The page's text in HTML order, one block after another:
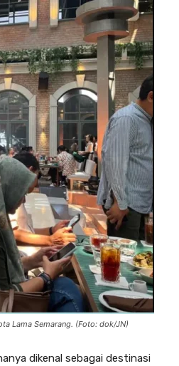
Lama Semarang. (Foto: dok/JN)
dikenal sebagai destinasi